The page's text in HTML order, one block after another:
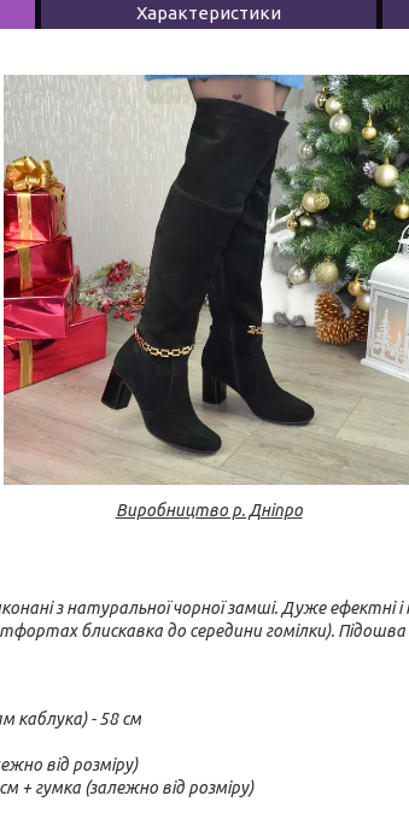
Характеристики
Виробництво р. Дніпро
з натуральної чорної замші. Дуже ефектні
блискавка до середини гомілки).
каблука) - 58 см
від розміру)
+ гумка (залежно від розміру)